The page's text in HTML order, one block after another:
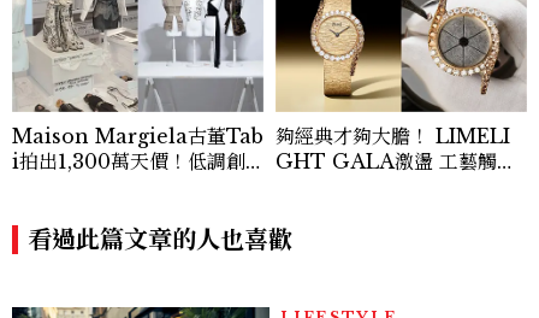
Maison Margiela古董Tab
i拍出1,300萬天價！低調創
夠經典才夠大膽！ LIMELI
GHT GALA激盪 工藝觸覺
看過此篇文章的人也喜歡